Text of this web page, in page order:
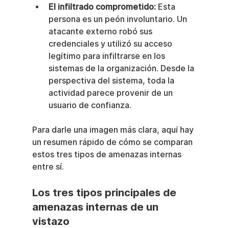
El infiltrado comprometido: Esta
persona es un peón involuntario. Un
atacante externo robó sus
credenciales y utilizó su acceso
legítimo para infiltrarse en los
sistemas de la organización. Desde la
perspectiva del sistema, toda la
actividad parece provenir de un
usuario de confianza.
Para darle una imagen más clara, aquí hay
un resumen rápido de cómo se comparan
estos tres tipos de amenazas internas
entre sí.
Los tres tipos principales de
amenazas internas de un
vistazo